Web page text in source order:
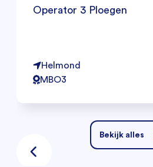
Operator 3 Ploegen
Helmond
MBO3
Bekijk alles